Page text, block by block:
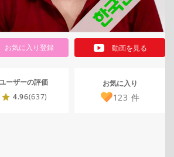
お気に入り登録 動画を見る
ーザーの評価
4.96(637)
お気に入り
123 件